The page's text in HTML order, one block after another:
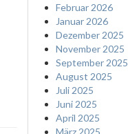
Februar 2026
Januar 2026
Dezember 2025
November 2025
September 2025
August 2025
Juli 2025
Juni 2025
April 2025
März 2025